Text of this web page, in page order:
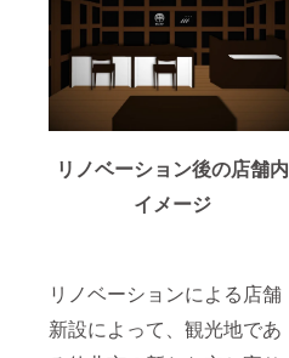
リノベーション後の店舗内
イメージ
リノベーションによる店舗
新設によって、観光地であ